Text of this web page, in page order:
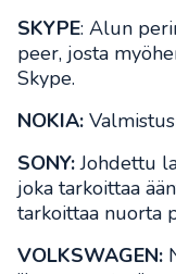
SKYPE: Alun
peer, josta
Skype.
NOKIA:
SONY:Johdettu
joka tarkoittaa
tarkoittaa nuorta
VOLKSWAGEN: